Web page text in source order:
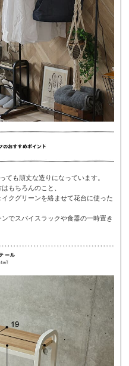
ても頑丈な造りになっています。
もちろんのこと、
クグリーンを絡ませて花台に使った
でスパイスラックや食器の一時置き